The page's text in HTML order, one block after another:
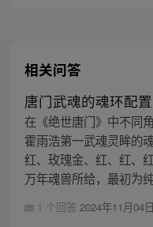
相关问答
唐门武魂的魂环配置
在《绝世唐门》中不同
霍雨浩第一武魂灵眸的
红、玫瑰金、红、红、
万年魂兽所给，最初为
1 个回答 2024年11月04